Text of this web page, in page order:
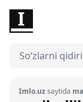
Imlo.uzsaytida